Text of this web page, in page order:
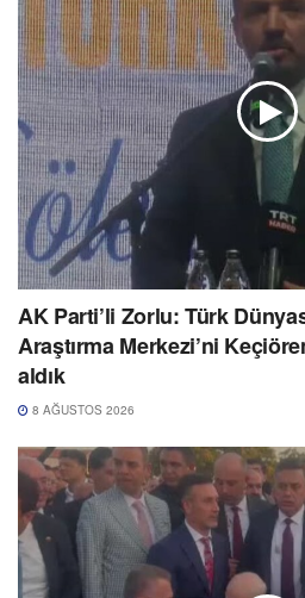
AK Parti’li Zorlu: Türk
Araştırma Merkezi’ni
aldık
8 AĞUSTOS 2026